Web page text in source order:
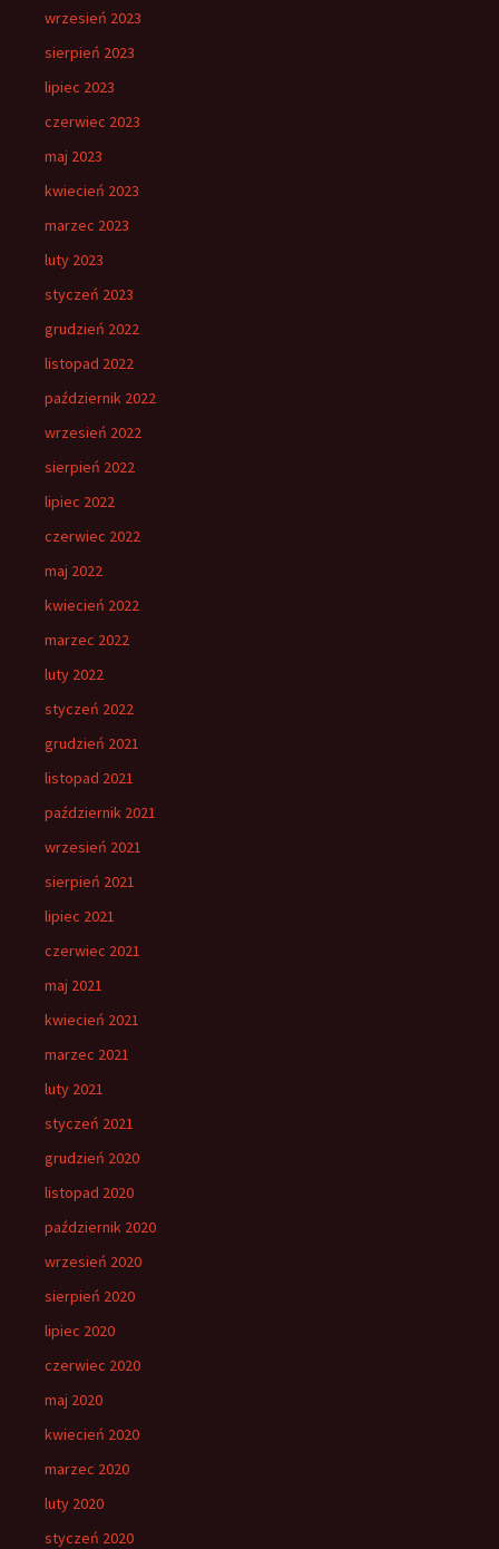
wrzesień 2023
sierpień 2023
lipiec 2023
czerwiec 2023
maj 2023
kwiecień 2023
marzec 2023
luty 2023
styczeń 2023
grudzień 2022
listopad 2022
październik 2022
wrzesień 2022
sierpień 2022
lipiec 2022
czerwiec 2022
maj 2022
kwiecień 2022
marzec 2022
luty 2022
styczeń 2022
grudzień 2021
listopad 2021
październik 2021
wrzesień 2021
sierpień 2021
lipiec 2021
czerwiec 2021
maj 2021
kwiecień 2021
marzec 2021
luty 2021
styczeń 2021
grudzień 2020
listopad 2020
październik 2020
wrzesień 2020
sierpień 2020
lipiec 2020
czerwiec 2020
maj 2020
kwiecień 2020
marzec 2020
luty 2020
styczeń 2020